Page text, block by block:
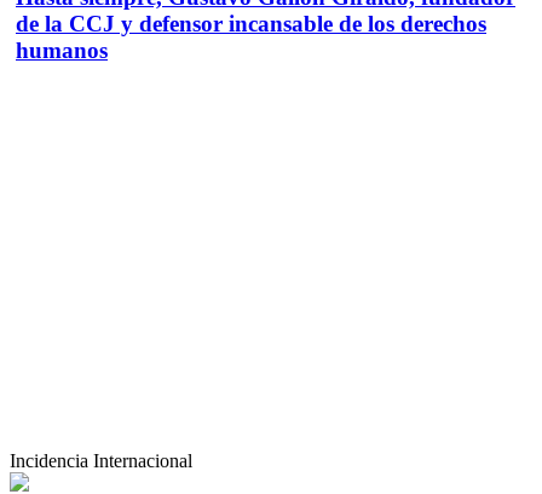
de la CCJ y defensor incansable de los derechos
humanos
Incidencia Internacional